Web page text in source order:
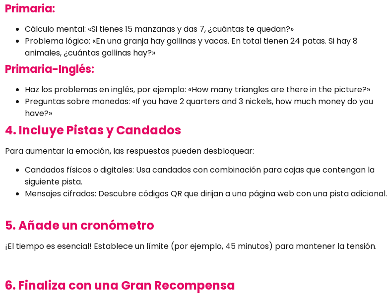
Primaria:
Cálculo mental: «Si tienes 15 manzanas y das 7, ¿cuántas te quedan?»
Problema lógico: «En una granja hay gallinas y vacas. En total tienen 24 patas. Si hay 8
animales, ¿cuántas gallinas hay?»
Primaria-Inglés:
Haz los problemas en inglés, por ejemplo: «How many triangles are there in the picture?»
Preguntas sobre monedas: «If you have 2 quarters and 3 nickels, how much money do you
have?»
4. Incluye Pistas y Candados
Para aumentar la emoción, las respuestas pueden desbloquear:
Candados físicos o digitales: Usa candados con combinación para cajas que contengan la
siguiente pista.
Mensajes cifrados: Descubre códigos QR que dirijan a una página web con una pista adicional.
5. Añade un cronómetro
¡El tiempo es esencial! Establece un límite (por ejemplo, 45 minutos) para mantener la tensión.
6. Finaliza con una Gran Recompensa